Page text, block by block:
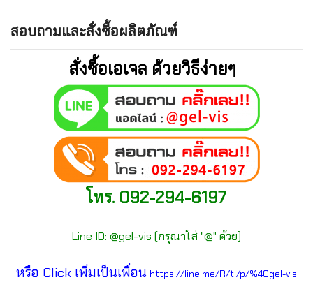
สอบถามและสั่งซื้อผลิตภัณฑ์
สั่งซื้อเอเจล ด้วยวิธีง่ายๆ
โทร. 092-294-6197
Line ID: @gel-vis (กรุณาใส่ "@" ด้วย)
หรือ Click เพิ่มเป็นเพื่อน https://line.me/R/ti/p/%40gel-vis